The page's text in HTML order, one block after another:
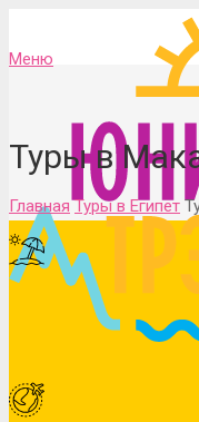
Меню
Туры в
Главная Туры в Египет